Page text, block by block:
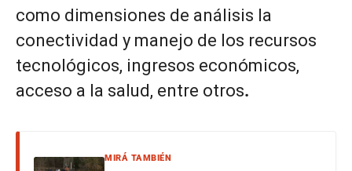
como dimensiones de análisis la
conectividad y manejo de los recursos
tecnológicos, ingresos económicos,
acceso a la salud, entre otros.
MIRÁ TAMBIÉN